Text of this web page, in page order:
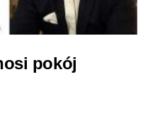
pokój